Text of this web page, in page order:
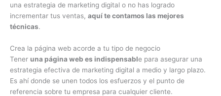
una estrategia de marketing digital o no has logrado
incrementar tus ventas, aquí te contamos las mejores
técnicas.
Crea la página web acorde a tu tipo de negocio
Tener una página web es indispensable para asegurar una
estrategia efectiva de marketing digital a medio y largo plazo.
Es ahí donde se unen todos los esfuerzos y el punto de
referencia sobre tu empresa para cualquier cliente.